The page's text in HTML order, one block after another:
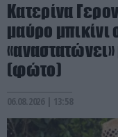
Κατερίνα
μαύρο μπικίνι
«αναστατώνει»
(φώτο)
06.08.2026 | 13:58